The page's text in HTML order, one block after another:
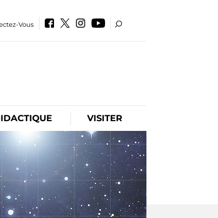
Vous
VISITER